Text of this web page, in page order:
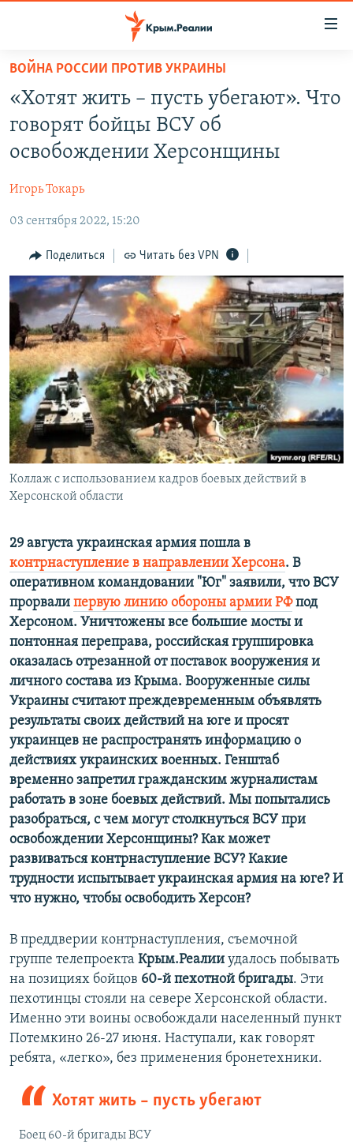
Вернуться
основному
содержанию
Вернутся
главной
навигации
Вернутся
поиску
СПЕЦПРОЕКТЫ
ГРУЗ 200
11 ЛЕТ ОККУПАЦИИ КРЫМА. 11 ИСТОРИЙ СОПРОТИВЛЕНИЯ
ЕЩЕ
ИНТЕРАКТИВ
ИНФОГРАФИКА
ТЕЛЕПРОЕКТ КРЫМ.РЕАЛИИ
СОВЕТЫ ПРАВОЗАЩИТНИКОВ
ПРОПАВШИЕ БЕЗ ВЕСТИ
ПОБЕДИТЕЛЕЙ НЕ СУДЯТ?
КРЫМ.НЕПОКОРЕННЫЙ
ELIFBE
УКРАИНСКАЯ ПРОБЛЕМА КРЫМА
РАДІО СВОБОДА
КАК ОБОЙТИ БЛОКИРОВКУ
Українською
Qırımtatar
ПРИСОЕДИНЯЙТЕСЬ!
Все сайты RFE/RL
ВОЙНА РОССИИ ПРОТИВ УКРАИНЫ
«Хотят жить – пусть убегают». Что
говорят бойцы ВСУ об
освобождении Херсонщины
Игорь Токарь
03 сентября 2022, 15:20
Поделиться Читать без VPN
Коллаж с использованием кадров боевых действий в
Херсонской области
29 августа украинская армия пошла в
контрнаступление в направлении Херсона. В
оперативном командовании "Юг" заявили, что ВСУ
прорвали первую линию обороны армии РФпод
Херсоном. Уничтожены все большие мосты и
понтонная переправа, российская группировка
оказалась отрезанной от поставок вооружения и
личного состава из Крыма. Вооруженные силы
Украины считают преждевременным объявлять
результаты своих действий на юге и просят
украинцев не распространять информацию о
действиях украинских военных. Генштаб
временно запретил гражданским журналистам
работать в зоне боевых действий. Мы попытались
разобраться, с чем могут столкнуться ВСУ при
освобождении Херсонщины? Как может
развиваться контрнаступление ВСУ? Какие
трудности испытывает украинская армия на юге? И
что нужно, чтобы освободить Херсон?
В преддверии контрнаступления, съемочной
группе телепроекта Крым.Реалии удалось побывать
на позициях бойцов 60-й пехотной бригады. Эти
пехотинцы стояли на севере Херсонской области.
Именно эти воины освобождали населенный пункт
Потемкино 26-27 июня. Наступали, как говорят
ребята, «легко», без применения бронетехники.
Хотят жить – пусть убегают
Боец 60-й бригады ВСУ